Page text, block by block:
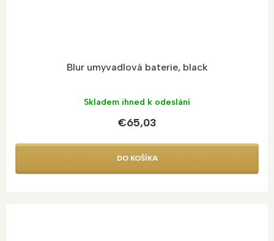
Blur umyvadlová baterie, black
Skladem ihned k odeslání
€65,03
DO KOŠÍKA